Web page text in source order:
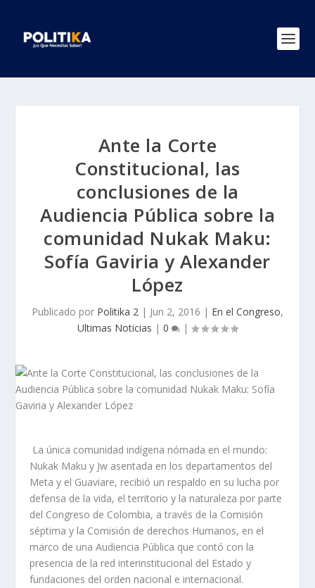
Ante la Corte
Constitucional, las
conclusiones de la
Audiencia Pública sobre la
comunidad Nukak Maku:
Sofía Gaviria y Alexander
López
Publicado por Politika 2 | Jun 2, 2016 | En el Congreso,
Ultimas Noticias | 0 |
La única comunidad indígena nómada en el mundo:
Nukak Maku y Jw asentada en los departamentos del
Meta y el Guaviare, recibió un respaldo en su lucha por
defensa de la vida, el territorio y la naturaleza por parte
del Congreso de Colombia, a través de la Comisión
séptima y la Comisión de derechos Humanos, en el
marco de una Audiencia Pública que contó con la
presencia de la red interinstitucional del Estado y
fundaciones del orden nacional e internacional.